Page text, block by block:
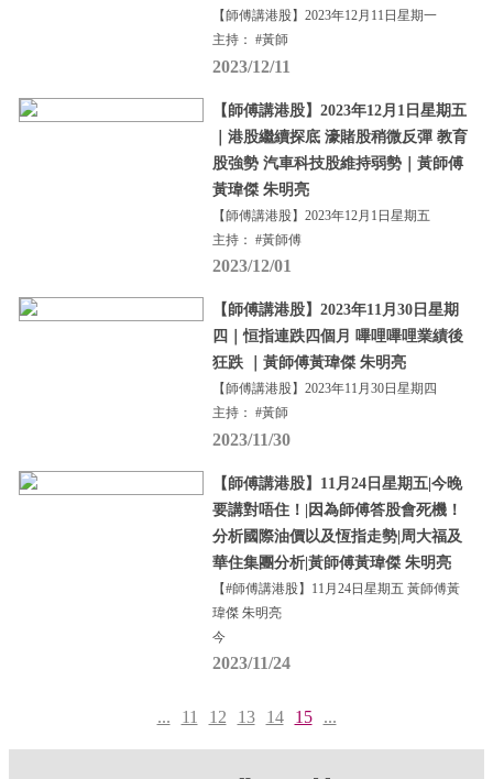
【師傅講港股】2023年12月11日星期一
主持： #黃師
2023/12/11
【師傅講港股】2023年12月1日星期五
｜港股繼續探底 濠賭股稍微反彈 教育
股強勢 汽車科技股維持弱勢｜黃師傅
黃瑋傑 朱明亮
【師傅講港股】2023年12月1日星期五
主持： #黃師傅
2023/12/01
【師傅講港股】2023年11月30日星期
四｜恒指連跌四個月 嗶哩嗶哩業績後
狂跌 ｜黃師傅黃瑋傑 朱明亮
【師傅講港股】2023年11月30日星期四
主持： #黃師
2023/11/30
【師傅講港股】11月24日星期五|今晚
要講對唔住！|因為師傅答股會死機！
分析國際油價以及恆指走勢|周大福及
華住集團分析|黃師傅黃瑋傑 朱明亮
【#師傅講港股】11月24日星期五 黃師傅黃
瑋傑 朱明亮
今
2023/11/24
... 11 12 13 14 15 ...